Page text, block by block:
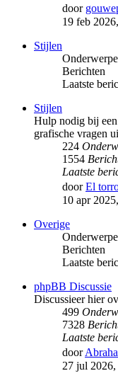
door
19 feb
Stijlen
Berichten
Laatste
Stijlen
Hulp nodig bij
grafische vragen
224
1554
Laatste
doorEl
10 apr
Overige
Berichten
Laatste
phpBB Discussie
Discussieer hier
499
7328
Laatste
door
27 jul